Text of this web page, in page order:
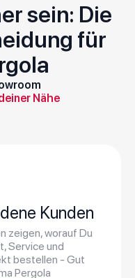
sein: Die
für
Nähe
Kunden
zeigen, worauf Du
Service und
bestellen - Gut
Pergola